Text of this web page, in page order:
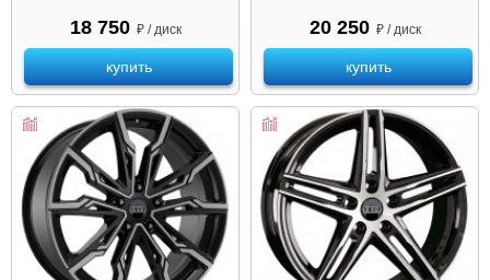
18 750 ₽ / диск
купить
20 250 ₽ / диск
купить